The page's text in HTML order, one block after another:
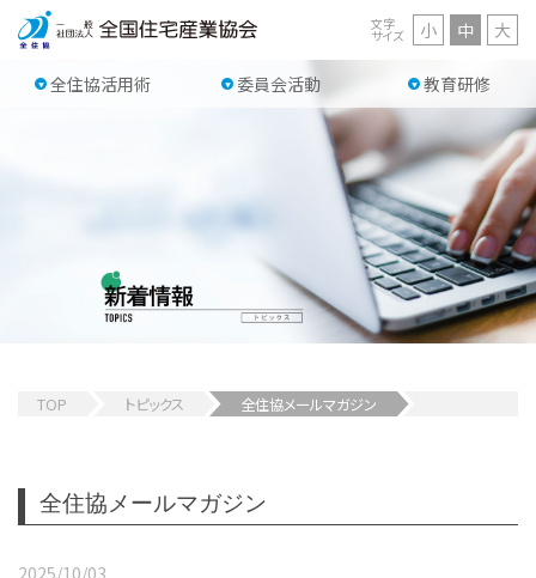
全住協活用術 委員会活動 教育研修
文字
サイズ 小 中 大
TOP トピックス 全住協メールマガジン
全住協メールマガジン